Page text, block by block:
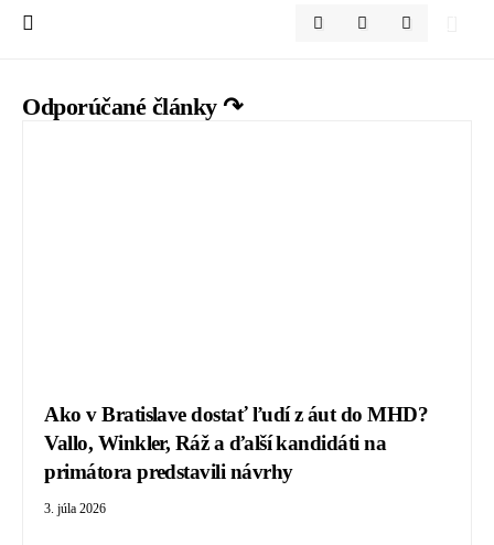
Odporúčané články ↷
Ako v Bratislave dostať ľudí z áut do MHD?
Vallo, Winkler, Ráž a ďalší kandidáti na
primátora predstavili návrhy
3. júla 2026